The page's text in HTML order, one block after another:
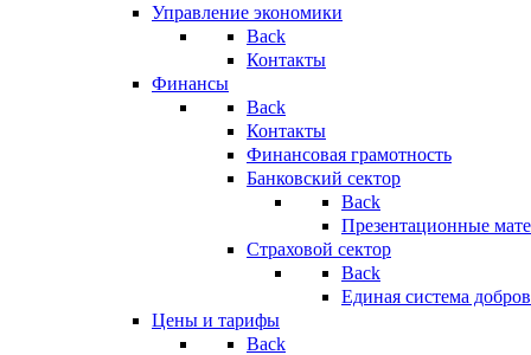
Управление экономики
Back
Контакты
Финансы
Back
Контакты
Финансовая грамотность
Банковский сектор
Back
Презентационные
Страховой сектор
Back
Единая система
Цены и тарифы
Back